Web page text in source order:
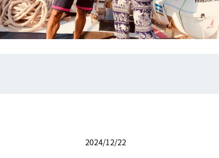
2024/12/22